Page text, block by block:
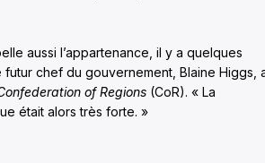
aussi l’appartenance, il y a quelques
chef du gouvernement, Blaine Higgs,
of Regions (CoR). « La
était alors très forte. »